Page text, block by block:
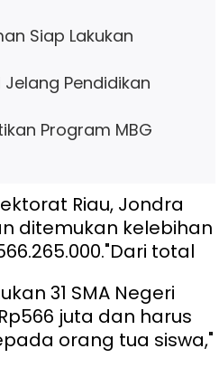
Siap Lakukan
Pendidikan
Program MBG
Riau, Jondra
ditemukan kelebihan
"Dari total
31 SMA Negeri
juta dan harus
orang tua siswa,"